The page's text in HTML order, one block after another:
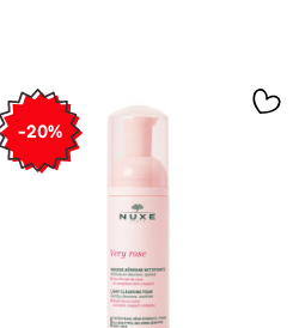
-20%